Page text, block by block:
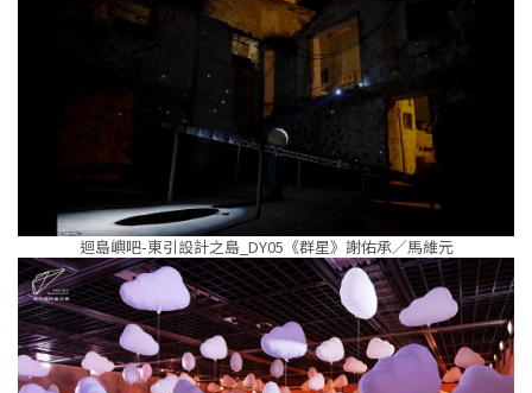
迴島嶼吧-東引設計之島_DY05《群星》謝佑承／馬維元